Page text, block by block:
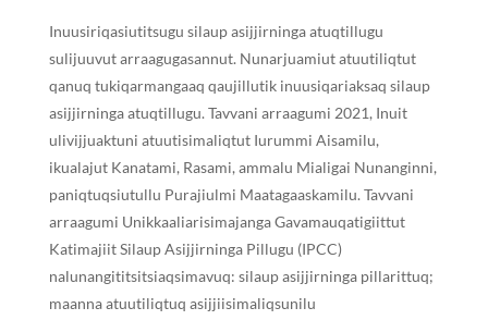
Inuusiriqasiutitsugu silaup asijjirninga atuqtillugu
sulijuuvut arraagugasannut. Nunarjuamiut atuutiliqtut
qanuq tukiqarmangaaq qaujillutik inuusiqariaksaq silaup
asijjirninga atuqtillugu. Tavvani arraagumi 2021, Inuit
ulivijjuaktuni atuutisimaliqtut Iurummi Aisamilu,
ikualajut Kanatami, Rasami, ammalu Mialigai Nunanginni,
paniqtuqsiutullu Purajiulmi Maatagaaskamilu. Tavvani
arraagumi Unikkaaliarisimajanga Gavamauqatigiittut
Katimajiit Silaup Asijjirninga Pillugu (IPCC)
nalunangititsitsiaqsimavuq: silaup asijjirninga pillarittuq;
maanna atuutiliqtuq asijjiisimaliqsunilu